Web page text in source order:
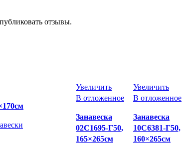
отзывы.
Увеличить
В отложенное
Занавеска
02С1695-Г50,
165×265см
Увеличить
В отложенное
Занавеска
10С6381-Г50,
160×265см